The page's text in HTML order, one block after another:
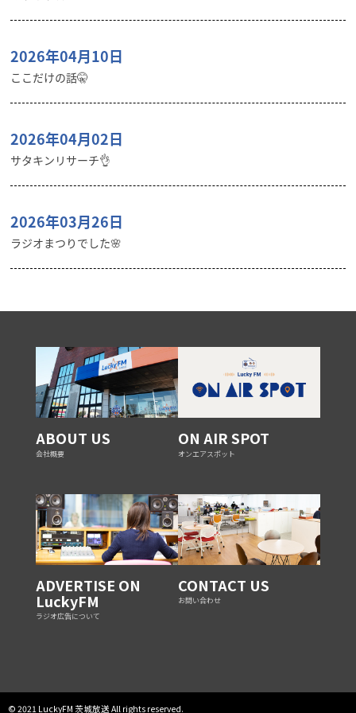
2026年04月10日
ここだけの話🤫
2026年04月02日
サタキンリサーチ👌
2026年03月26日
ラジオまつりでした🌸
ABOUT US
会社概要
ON AIR SPOT
オンエアスポット
ADVERTISE ON
LuckyFM
ラジオ広告について
CONTACT US
お問い合わせ
© 2021 LuckyFM 茨城放送 All rights reserved.